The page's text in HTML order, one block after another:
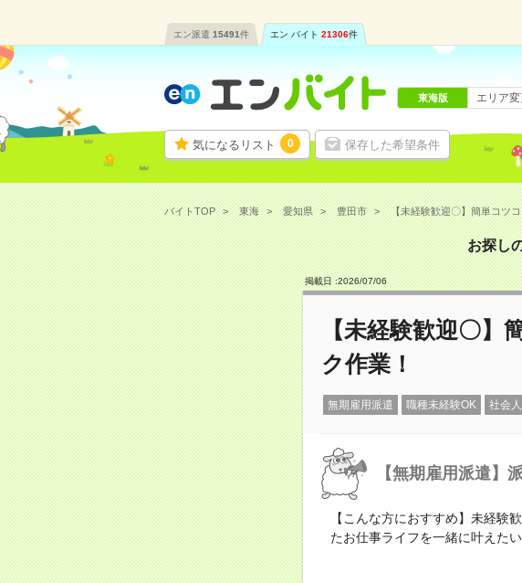
エン派遣 15491件 エン バイト 21306件
気になるリスト 0 保存した希望条件
東海版 エリア変
バイトTOP 東海 愛知県 豊田市 【未経験歓迎〇】簡単コツ
お探し
掲載日 :2026/07/06
【未経験歓迎〇
ク作業！
無期雇用派遣 職種未経験OK 社会
【無期雇用派遣】
【こんな方におすすめ】未経験
たお仕事ライフを一緒に叶えた